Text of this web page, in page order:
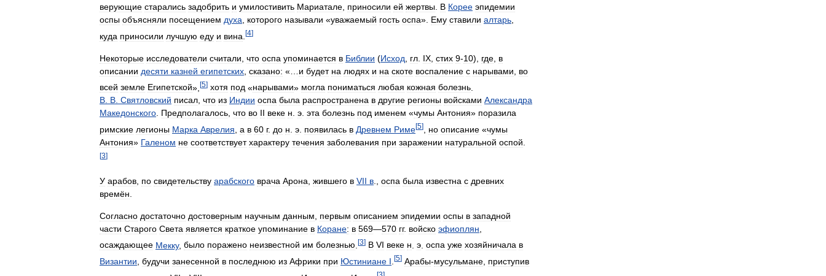
верующие старались задобрить и умилостивить Мариатале приносили ей жертвы В Корее эпидемии
оспы объясняли посещением духа которого называли «уважаемый гость оспа». Ему ставили алтарь
куда приносили лучшую еду и вина [4]
Некоторые исследователи считали что оспа упоминается в Библии (Исход гл IX стих 9-10), где в
описании десяти казней египетских сказано: «… и будет на людях и на скоте воспаление с нарывами
во
всей земле Египетской», [5] хотя под «нарывами» могла пониматься любая кожная болезнь
В. В. Святловский писал, что из Индии оспа была распространена в другие регионы войсками Александра
Македонского. Предполагалось, что во II веке н. э. эта болезнь под именем «чумы Антония» поразила
римские легионы Марка Аврелия а в 60 г. до н э появилась в Древнем Риме[5] но описание «чумы
Антония» Галеном не соответствует характеру течения заболевания при заражении натуральной оспой
[3]
У арабов по свидетельству арабского врача Арона жившего в VII в оспа была известна с древних
времён
Согласно достаточно достоверным научным данным первым описанием эпидемии оспы в западной
части Старого Света является краткое упоминание в Коране: в 569—570 гг. войско эфиоплян
осаждающее Мекку, было поражено неизвестной им болезнью [3] В VI веке н э оспа уже хозяйничала в
Византии будучи занесенной в последнюю из Африки при Юстиниане I [5] Арабы-мусульмане приступив